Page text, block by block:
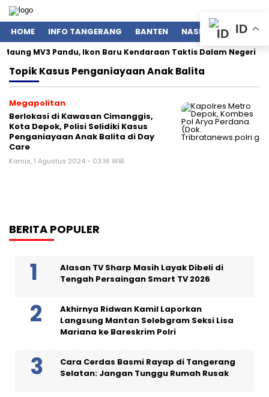
HOME INFO TANGERANG BANTEN NASIONAL POLITIK
MV3 Pandu, Ikon Baru Kendaraan Taktis Dalam Negeri
TopikKasus Penganiayaan Anak Balita
Megapolitan
Berlokasi di Kawasan Cimanggis,
Kota Depok, Polisi Selidiki Kasus
Penganiayaan Anak Balita di Day
Care
Kamis, 1 Agustus 2024 - 03:16 WIB
BERITA POPULER
Alasan TV Sharp Masih Layak Dibeli di
Tengah Persaingan Smart TV 2026
Akhirnya Ridwan Kamil Laporkan
Langsung Mantan Selebgram Seksi Lisa
Mariana ke Bareskrim Polri
Cara Cerdas Basmi Rayap di Tangerang
Selatan: Jangan Tunggu Rumah Rusak
ID